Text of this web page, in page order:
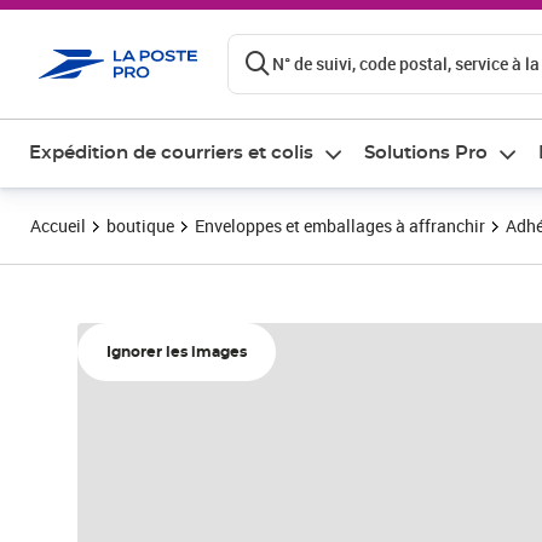
N° de suivi, code postal, service à
Expédition de courriers et colis Solutions Pro
Accueil boutique Enveloppes et emballages à affranchir
Ignorer les images